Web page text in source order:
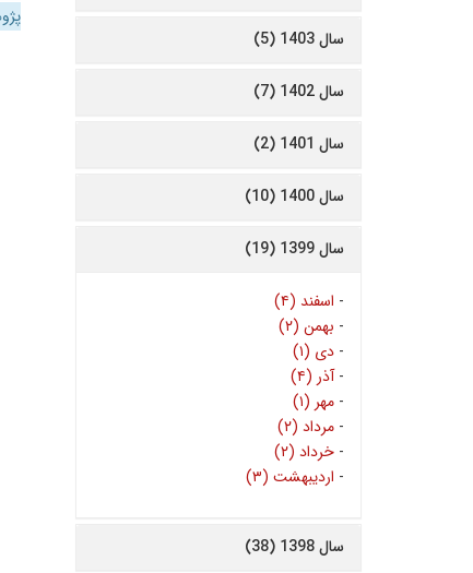
سال 1403 (5)
سال 1402 (7)
سال 1401 (2)
سال 1400 (10)
سال 1399 (19)
- اسفند (۴)
- بهمن (۲)
- دی (۱)
-آذر (۴)
- مهر (۱)
- مرداد (۲)
- خرداد (۲)
- اردیبهشت (۳)
سال 1398 (38)